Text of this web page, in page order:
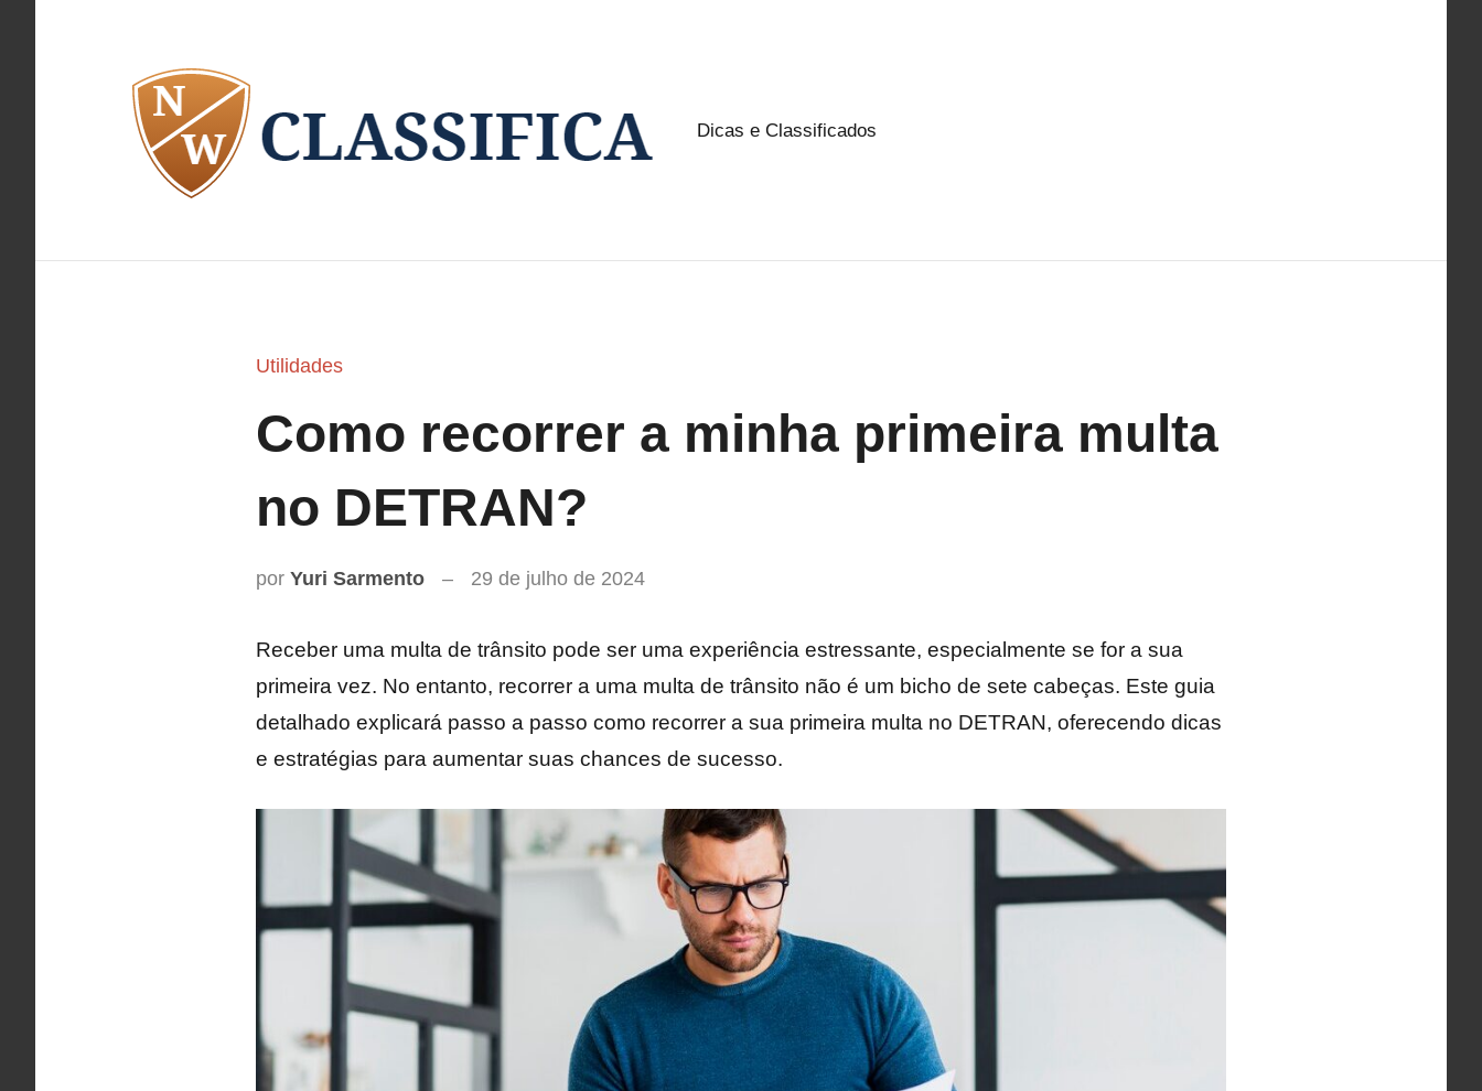
Dicas e Classificados
Utilidades
Como recorrer a minha primeira multa
no DETRAN?
por Yuri Sarmento 29 de julho de 2024
Receber uma multa de trânsito pode ser uma experiência estressante, especialmente se for a sua
primeira vez. No entanto, recorrer a uma multa de trânsito não é um bicho de sete cabeças. Este guia
detalhado explicará passo a passo como recorrer a sua primeira multa no DETRAN, oferecendo dicas
e estratégias para aumentar suas chances de sucesso.